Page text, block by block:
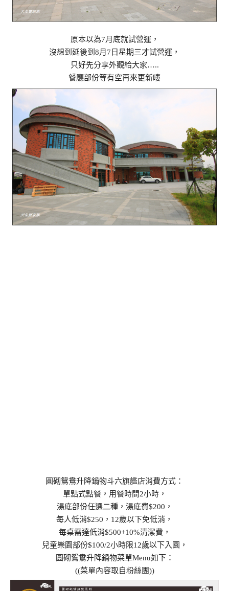
原本以為7月底就試營運，
沒想到延後到8月7日星期三才試營運，
只好先分享外觀給大家…..
餐廳部份等有空再來更新嘍
圓砌鴛鴦升降鍋物斗六旗艦店消費方式：
單點式點餐，用餐時間2小時，
湯底部份任選二種，湯底費$200，
每人低消$250，12歲以下免低消，
每桌需達低消$500+10%清潔費，
兒童樂園部份$100/2小時限12歲以下入園，
圓砌鴛鴦升降鍋物菜單Menu如下：
((菜單內容取自粉絲團))